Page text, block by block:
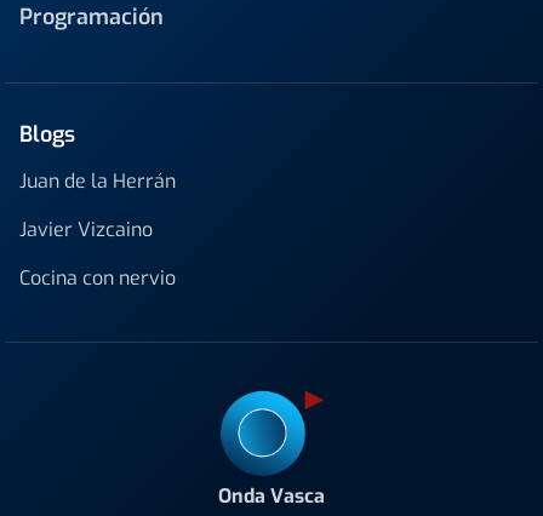
Programación
Blogs
Juan de la Herrán
Javier Vizcaino
Cocina con nervio
Onda Vasca